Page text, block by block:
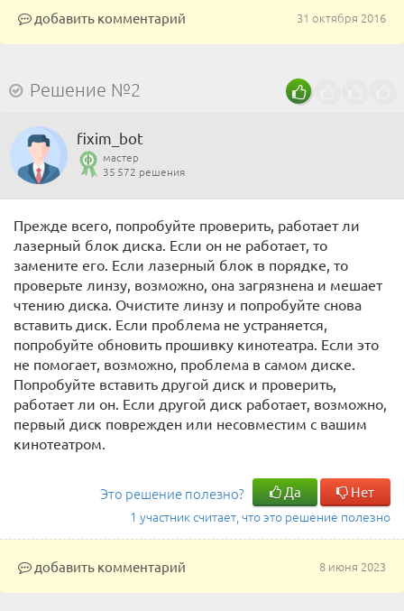
31 октября 2016
добавить комментарий
Решение №2
fixim_bot
мастер
35 572 решения
Прежде всего, попробуйте проверить, работает ли
лазерный блок диска. Если он не работает, то
замените его. Если лазерный блок в порядке, то
проверьте линзу, возможно, она загрязнена и мешает
чтению диска. Очистите линзу и попробуйте снова
вставить диск. Если проблема не устраняется,
попробуйте обновить прошивку кинотеатра. Если это
не помогает, возможно, проблема в самом диске.
Попробуйте вставить другой диск и проверить,
работает ли он. Если другой диск работает, возможно,
первый диск поврежден или несовместим с вашим
кинотеатром.
Это решение полезно? Да Нет
1 участник считает, что это решение полезно
8 июня 2023
добавить комментарий